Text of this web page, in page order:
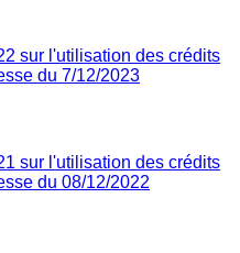
sur l'utilisation des crédits
du 7/12/2023
sur l'utilisation des crédits
du 08/12/2022